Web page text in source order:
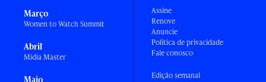
Março
Women to Watch Summit
Abril
Mídia Master
Maio
Assine
Renove
Anuncie
Política de privacidade
Fale conosco
Edição semanal